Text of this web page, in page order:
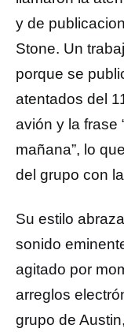
y de
Stone. Un
porque se
atentados del
avión y la frase
mañana”, lo
del grupo con
Su estilo
sonido
agitado por
arreglos
grupo de